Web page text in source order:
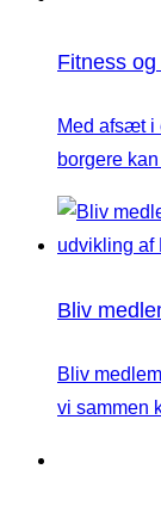
Fitness
Med afsæt i
borgere
Bliv
Bliv
vi sammen